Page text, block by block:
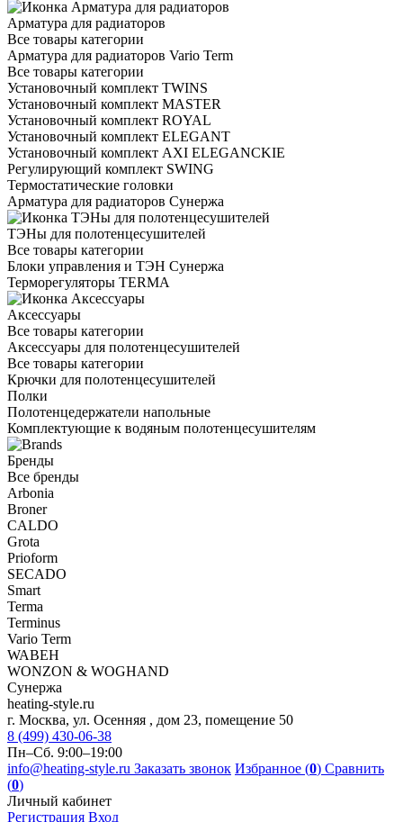
Арматура для радиаторов
Все товары категории
Арматура для радиаторов Vario Term
Все товары категории
Установочный комплект TWINS
Установочный комплект MASTER
Установочный комплект ROYAL
Установочный комплект ELEGANT
Установочный комплект AXI ELEGANCKIE
Регулирующий комплект SWING
Термостатические головки
Арматура для радиаторов Сунержа
ТЭНы для полотенцесушителей
Все товары категории
Блоки управления и ТЭН Сунержа
Терморегуляторы TERMA
Аксессуары
Все товары категории
Аксессуары для полотенцесушителей
Все товары категории
Крючки для полотенцесушителей
Полки
Полотенцедержатели напольные
Комплектующие к водяным полотенцесушителям
Бренды
Все бренды
Arbonia
Broner
CALDO
Grota
Prioform
SECADO
Smart
Terma
Terminus
Vario Term
WABEH
WONZON & WOGHAND
Сунержа
heating-style.ru
г. Москва, ул. Осенняя , дом 23, помещение 50
8 (499) 430-06-38
Пн–Сб. 9:00–19:00
info@heating-style.ru Заказать звонок Избранное (0) Сравнить
(0)
Личный кабинет
Регистрация Вход